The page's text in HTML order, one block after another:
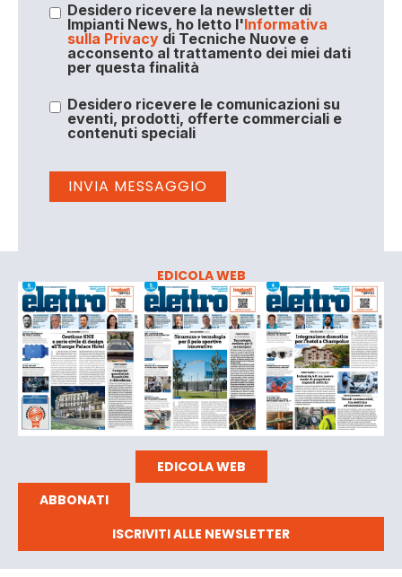
Desidero ricevere la newsletter di
Impianti News, ho letto l'Informativa
sulla Privacydi Tecniche Nuove e
acconsento al trattamento dei miei dati
per questa finalità
Desidero ricevere le comunicazioni su
eventi, prodotti, offerte commerciali e
contenuti speciali
EDICOLA WEB
EDICOLA WEB
ABBONATI
ISCRIVITI ALLE NEWSLETTER